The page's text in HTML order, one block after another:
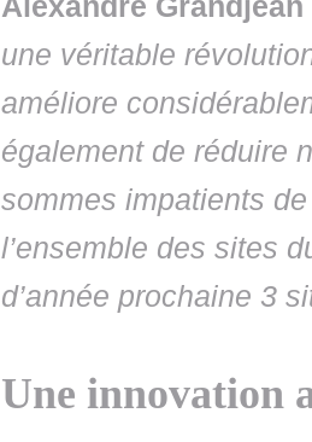
une véritable
améliore
également de réduire
sommes impatients
l’ensemble des sites
d’année prochaine 3
Une innovation